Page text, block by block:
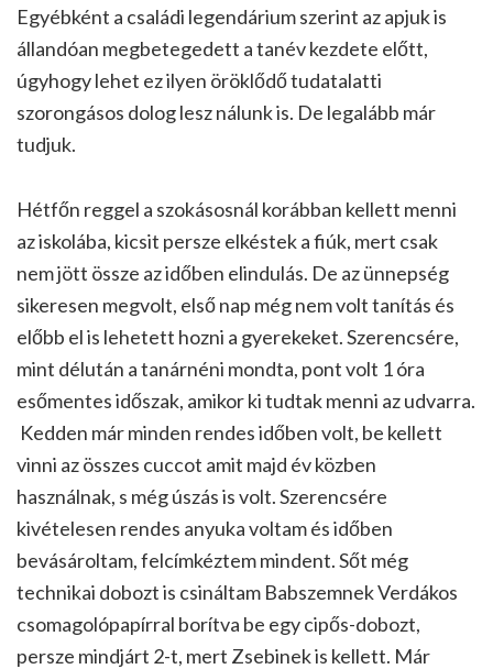
Egyébként a családi legendárium szerint az apjuk is
állandóan megbetegedett a tanév kezdete előtt,
úgyhogy lehet ez ilyen öröklődő tudatalatti
szorongásos dolog lesz nálunk is. De legalább már
tudjuk.
Hétfőn reggel a szokásosnál korábban kellett menni
az iskolába, kicsit persze elkéstek a fiúk, mert csak
nem jött össze az időben elindulás. De az ünnepség
sikeresen megvolt, első nap még nem volt tanítás és
előbb el is lehetett hozni a gyerekeket. Szerencsére,
mint délután a tanárnéni mondta, pont volt 1 óra
esőmentes időszak, amikor ki tudtak menni az udvarra.
Kedden már minden rendes időben volt, be kellett
vinni az összes cuccot amit majd év közben
használnak, s még úszás is volt. Szerencsére
kivételesen rendes anyuka voltam és időben
bevásároltam, felcímkéztem mindent. Sőt még
technikai dobozt is csináltam Babszemnek Verdákos
csomagolópapírral borítva be egy cipős-dobozt,
persze mindjárt 2-t, mert Zsebinek is kellett. Már